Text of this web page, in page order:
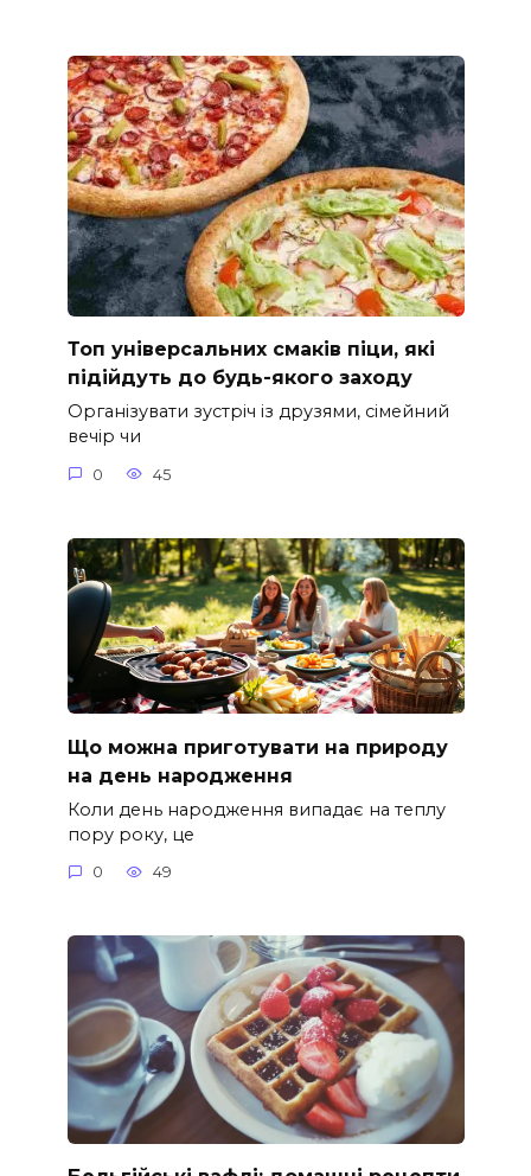
Топ універсальних смаків піци, які
підійдуть до будь-якого заходу
Організувати зустріч із друзями, сімейний
вечір чи
0 45
Що можна приготувати на природу
на день народження
Коли день народження випадає на теплу
пору року, це
0 49